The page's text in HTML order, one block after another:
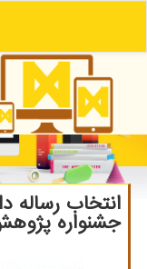
انتخاب
جشنواره